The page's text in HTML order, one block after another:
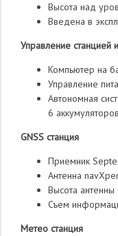
Высота над
Введена в
Управление станцией
Компьютер на
Управление
Автономная
6 аккумуляторов
GNSS станция
Приемник
Антенна
Высота антенны
Съем
Метео станция